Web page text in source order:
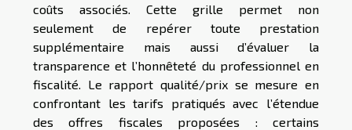
coûts associés. Cette grille permet non
seulement de repérer toute prestation
supplémentaire mais aussi d’évaluer la
transparence et l’honnêteté du professionnel en
fiscalité. Le rapport qualité/prix se mesure en
confrontant les tarifs pratiqués avec l’étendue
des offres fiscales proposées : certains